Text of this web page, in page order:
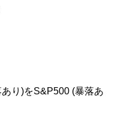
り)をS&P500 (暴落あ